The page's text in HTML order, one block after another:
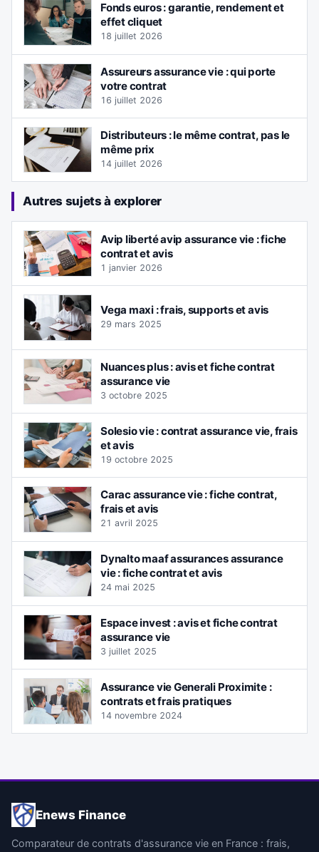
Fonds euros : garantie, rendement et
effet cliquet
18 juillet 2026
Assureurs assurance vie : qui porte
votre contrat
16 juillet 2026
Distributeurs : le même contrat, pas le
même prix
14 juillet 2026
Autres sujets à explorer
Avip liberté avip assurance vie : fiche
contrat et avis
1 janvier 2026
Vega maxi : frais, supports et avis
29 mars 2025
Nuances plus : avis et fiche contrat
assurance vie
3 octobre 2025
Solesio vie : contrat assurance vie, frais
et avis
19 octobre 2025
Carac assurance vie : fiche contrat,
frais et avis
21 avril 2025
Dynalto maaf assurances assurance
vie : fiche contrat et avis
24 mai 2025
Espace invest : avis et fiche contrat
assurance vie
3 juillet 2025
Assurance vie Generali Proximite :
contrats et frais pratiques
14 novembre 2024
Enews Finance
Comparateur de contrats d'assurance vie en France : frais,